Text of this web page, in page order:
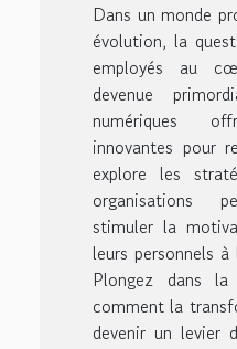
Dans un monde
évolution, la
employés au
devenue
numériques
innovantes pour
explore les
organisations
stimuler la
leurs personnels
Plongez dans
comment la
devenir un levier